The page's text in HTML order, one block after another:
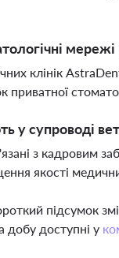
клінік
приватної
у супроводі
з кадровим
якості
підсумок
добу доступні у